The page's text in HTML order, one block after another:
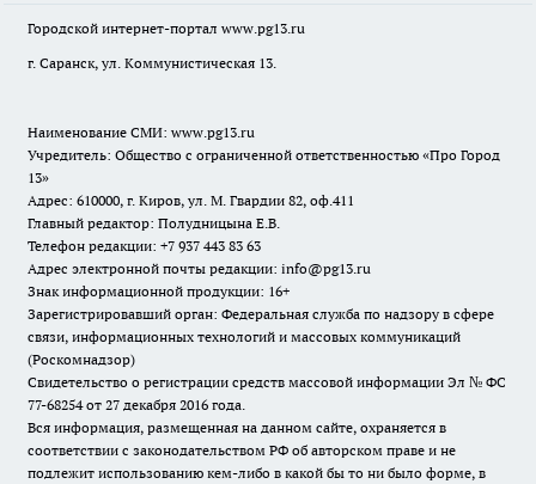
Городской интернет-портал www.pg13.ru
г. Саранск, ул. Коммунистическая 13.
Наименование СМИ: www.pg13.ru
Учредитель: Общество с ограниченной ответственностью «Про Город
13»
Адрес: 610000, г. Киров, ул. М. Гвардии 82, оф.411
Главный редактор: Полудницына Е.В.
Телефон редакции: +7 937 443 83 63
Адрес электронной почты редакции: info@pg13.ru
Знак информационной продукции: 16+
Зарегистрировавший орган: Федеральная служба по надзору в сфере
связи, информационных технологий и массовых коммуникаций
(Роскомнадзор)
Свидетельство о регистрации средств массовой информации Эл № ФС
77-68254 от 27 декабря 2016 года.
Вся информация, размещенная на данном сайте, охраняется в
соответствии с законодательством РФ об авторском праве и не
подлежит использованию кем-либо в какой бы то ни было форме, в